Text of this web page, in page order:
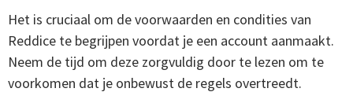
Het is cruciaal om de voorwaarden en condities van
Reddice te begrijpen voordat je een account aanmaakt.
Neem de tijd om deze zorgvuldig door te lezen om te
voorkomen dat je onbewust de regels overtreedt.